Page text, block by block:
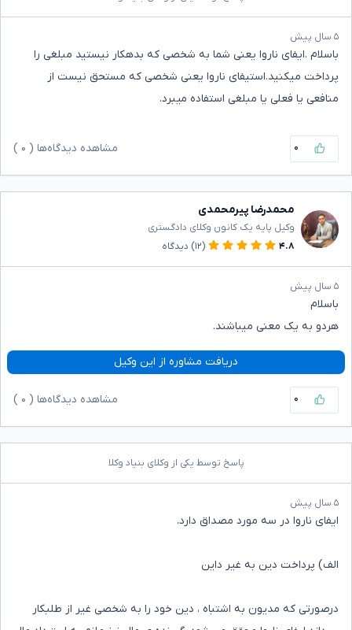
۵ سال پیش
باسلام .ایفای ناروا یعنی شما به شخصی که بدهکار نیستید مبلغی را
پرداخت میکنید.استیفای ناروا یعنی شخصی که مستحق نیست از
منافعی یا فعلی یا مبلغی استفاده میبرد.
۰ مشاهده دیدگاه‌ها ( ۰
محمدرضا پیرمحمدی
وکیل پایه یک کانون وکلای دادگستری
۴.۸
(۱۲) دیدگاه
۵ سال پیش
باسلام
هردو به یک معنی میباشند.
دریافت مشاوره از این وکیل
۰ مشاهده دیدگاه‌ها ( ۰
پاسخ توسط یکی از وکلای بنیاد وکلا
۵ سال پیش
ایفای ناروا در سه مورد مصداق دارد.
الف) پرداخت دین به غیر داین
درصورتی که مدیون به اشتباه ، دین خود را به شخصی غیر از طلبکار